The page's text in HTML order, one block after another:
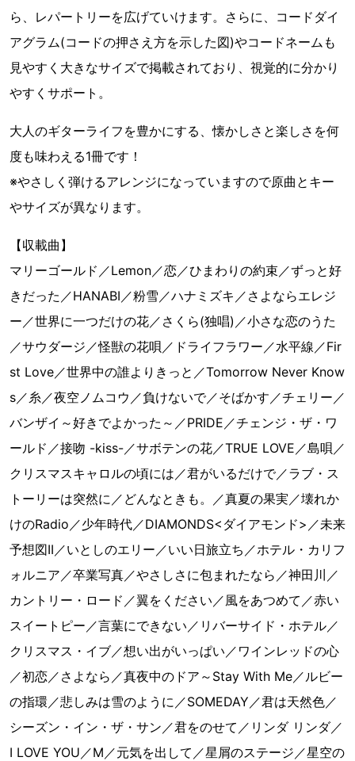
ら、レパートリーを広げていけます。さらに、コードダイ
アグラム(コードの押さえ方を示した図)やコードネームも
見やすく大きなサイズで掲載されており、視覚的に分かり
やすくサポート。
大人のギターライフを豊かにする、懐かしさと楽しさを何
度も味わえる1冊です！
※やさしく弾けるアレンジになっていますので原曲とキー
やサイズが異なります。
【収載曲】
マリーゴールド／Lemon／恋／ひまわりの約束／ずっと好
きだった／HANABI／粉雪／ハナミズキ／さよならエレジ
ー／世界に一つだけの花／さくら(独唱)／小さな恋のうた
／サウダージ／怪獣の花唄／ドライフラワー／水平線／Fir
st Love／世界中の誰よりきっと／Tomorrow Never Know
s／糸／夜空ノムコウ／負けないで／そばかす／チェリー／
バンザイ～好きでよかった～／PRIDE／チェンジ・ザ・ワ
ールド／接吻 -kiss-／サボテンの花／TRUE LOVE／島唄／
クリスマスキャロルの頃には／君がいるだけで／ラブ・ス
トーリーは突然に／どんなときも。／真夏の果実／壊れか
けのRadio／少年時代／DIAMONDS<ダイアモンド>／未来
予想図II／いとしのエリー／いい日旅立ち／ホテル・カリフ
ォルニア／卒業写真／やさしさに包まれたなら／神田川／
カントリー・ロード／翼をください／風をあつめて／赤い
スイートピー／言葉にできない／リバーサイド・ホテル／
クリスマス・イブ／想い出がいっぱい／ワインレッドの心
／初恋／さよなら／真夜中のドア～Stay With Me／ルビー
の指環／悲しみは雪のように／SOMEDAY／君は天然色／
シーズン・イン・ザ・サン／君をのせて／リンダ リンダ／
I LOVE YOU／M／元気を出して／星屑のステージ／星空の